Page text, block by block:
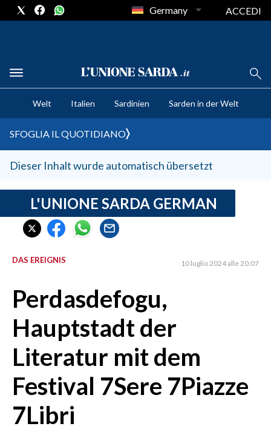
CRONACA SARDEGNA
CAGLIARI
SULCIS IGLESIENTE
MEDIO CAMPIDANO
SASSARI E PROVINCIA
GALLURA
NUORO E PROVINCIA
CRONACA
ITALIA
MONDO
POLITICA
ECONOMIA
SERVIZI ALLE IMPRESE
Germany ACCEDI
Welt Italien Sardinien Sarden in der Welt
SFOGLIA IL QUOTIDIANO
Dieser Inhalt wurde automatisch übersetzt
L'UNIONE SARDA GERMAN
DAS EREIGNIS 10 luglio 2024 alle 20:07
Perdasdefogu,
Hauptstadt der
Literatur mit dem
Festival 7Sere 7Piazze
7Libri